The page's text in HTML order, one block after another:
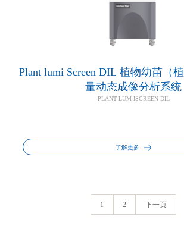
Plant lumi Screen DIL 植物幼苗（
量动态成像分析系统
PLANT LUM ISCREEN DIL
了解更多
1 2 下一页